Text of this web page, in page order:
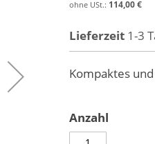
114,00 €
Lieferzeit 1-3
Kompaktes
Anzahl